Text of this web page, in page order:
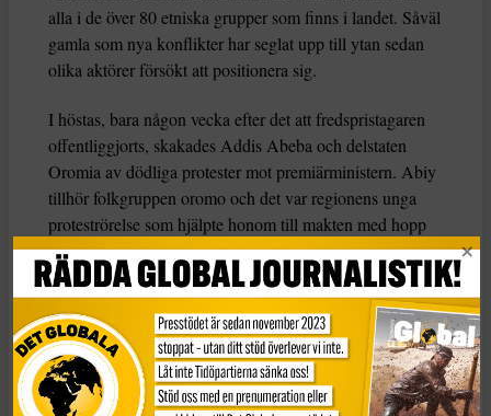
alla i de över 80 etniska grupper som finns i landet. Såväl
gamla som nya konflikter har seglat upp till ytan sedan
olika aktörer försökt att positionera sig.
I höstas, bara någon vecka efter det att fredspristagaren
offentliggjorts, skakades Addis Abeba och delstaten
Oromia av dödliga protester mot premiärministern. Abiy
tillhör folkgruppen oromo och det var regionens unga
proteströrelse som hjälpte honom till makten med hopp
om ökat politiskt inflytande. Men som premiärminister
har Abiy i stället lyft fram vikten av enighet, ett budskap
som inte gått hem på hans politiska hemmaplan.
– De allra flesta politiska aktörer i Etiopien vill skydda
det etniskt federala systemet. Men plötsligt började Abiy
prata om att förändra det, vilket innebär att han har